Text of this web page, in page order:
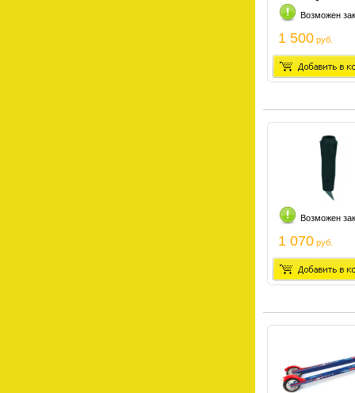
Возможен
1 500 руб.
Возможен
1 070 руб.